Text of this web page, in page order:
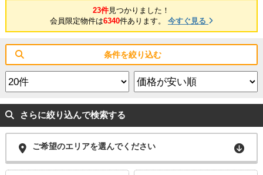
23件見つかりました！
会員限定物件は6340件あります。 今すぐ見る
条件を絞り込む
さらに絞り込んで検索する
ご希望のエリアを選んでください